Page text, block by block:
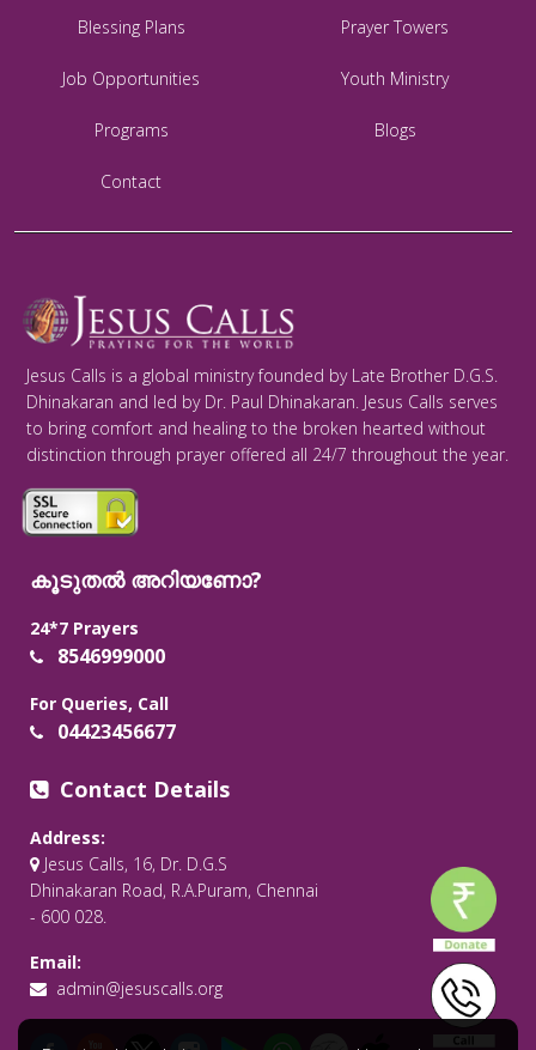
Blessing Plans Prayer Towers
Job Opportunities Youth Ministry
Programs Blogs
Contact
Jesus Calls is a global ministry founded by Late Brother D.G.S.
Dhinakaran and led by Dr. Paul Dhinakaran. Jesus Calls serves
to bring comfort and healing to the broken hearted without
distinction through prayer offered all 24/7 throughout the year.
കൂടുതൽ അറിയണോ?
24*7 Prayers
8546999000
For Queries, Call
04423456677
Contact Details
Address:
Jesus Calls, 16, Dr. D.G.S
Dhinakaran Road, R.A.Puram, Chennai
- 600 028.
Email:
admin@jesuscalls.org